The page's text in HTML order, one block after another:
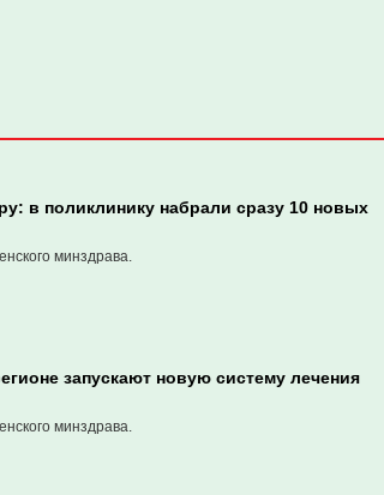
в поликлинику набрали сразу 10 новых
минздрава.
запускают новую систему лечения
минздрава.